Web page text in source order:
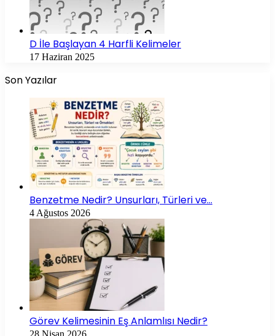
D İle Başlayan 4 Harfli Kelimeler
17 Haziran 2025
Son Yazılar
Benzetme Nedir? Unsurları, Türleri ve…
4 Ağustos 2026
Görev Kelimesinin Eş Anlamlısı Nedir?
28 Nisan 2026